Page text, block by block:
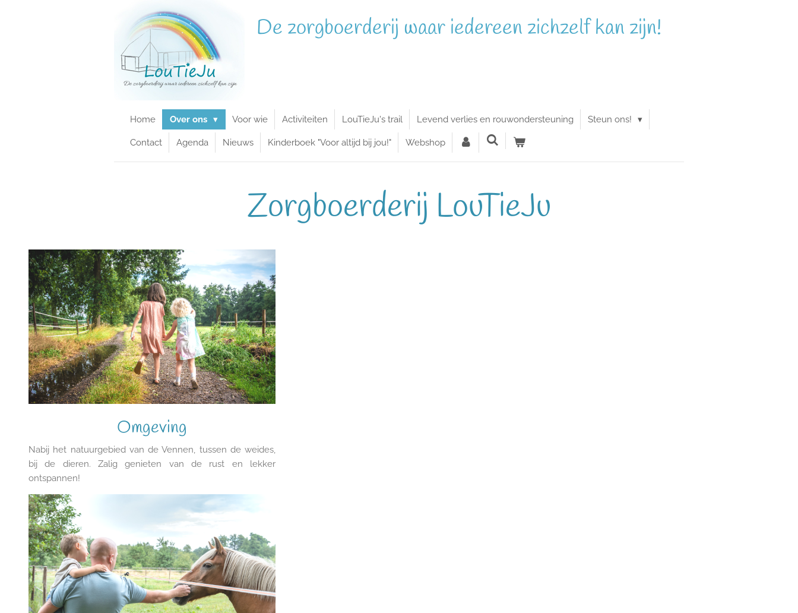
De zorgboerderij waar iedereen zichzelf kan zijn!
Home Over ons Voor wie Activiteiten LouTieJu's trail Levend verlies en rouwondersteuning Steun ons!
Contact Agenda Nieuws Kinderboek "Voor altijd bij jou!" Webshop
Zorgboerderij LouTieJu
Omgeving
Nabij het natuurgebied van de Vennen, tussen de weides,
bij de dieren. Zalig genieten van de rust en lekker
ontspannen!